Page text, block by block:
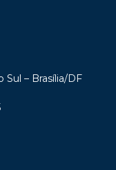
Sul – Brasília/DF